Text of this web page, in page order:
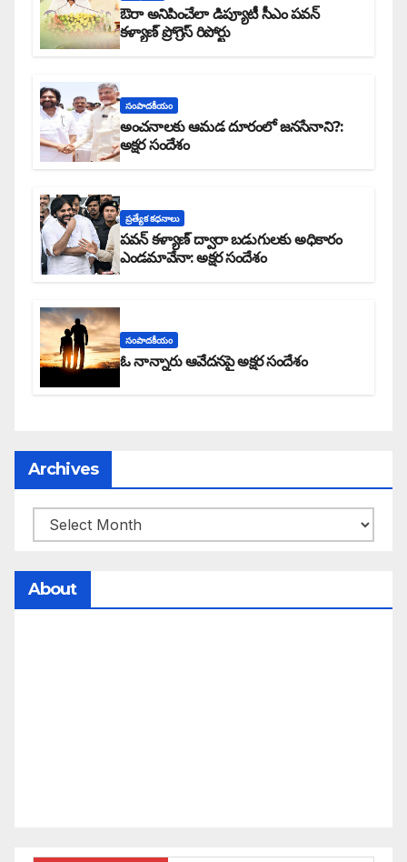
ఔరా అనిపించేలా డిప్యూటీ సీఎం పవన్
కళ్యాణ్ ప్రోగ్రెస్ రిపోర్టు
సంపాదకీయం
అంచనాలకు ఆమడ దూరంలో జనసేనాని?:
అక్షర సందేశం
ప్రత్యేక కధనాలు
పవన్ కళ్యాణ్ ద్వారా బడుగులకు అధికారం
ఎండమావేనా: అక్షర సందేశం
సంపాదకీయం
ఓ నాన్నారు ఆవేదనపై అక్షర సందేశం
Archives
About